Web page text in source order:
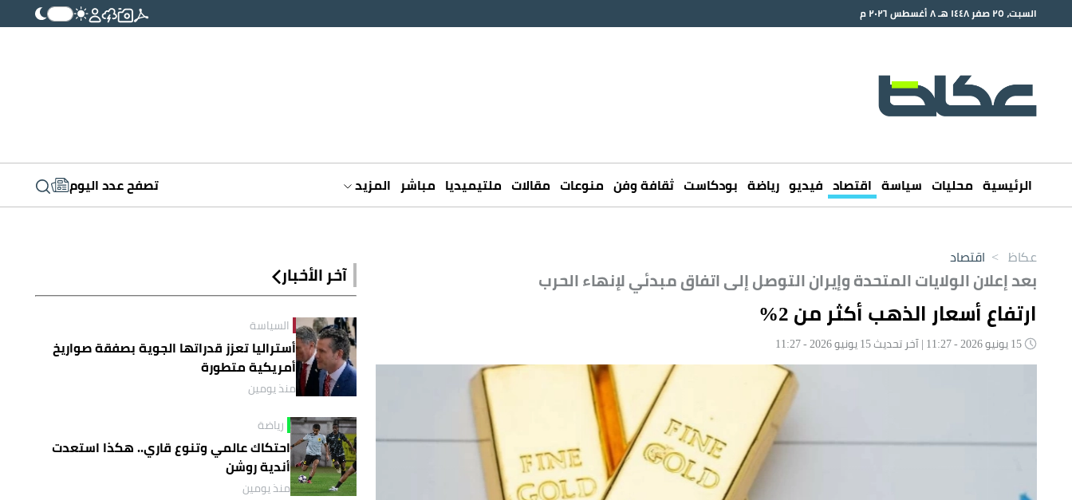
السبت، ٢٥ صفر ١٤٤٨ هـ ٨ أغسطس ٢٠٢٦ م
الرئيسية محليات سياسة اقتصاد فيديو رياضة بودكاست ثقافة وفن منوعات مقالات ملتيميديا مباشر المزيد تصفح عدد اليوم
عكاظ > اقتصاد
بعد إعلان الولايات المتحدة وإيران التوصل إلى اتفاق مبدئي لإنهاء الحرب
ارتفاع أسعار الذهب أكثر من 2%
آخر الأخبار
السياسة
أستراليا تعزز قدراتها الجوية بصفقة صواريخ
أمريكية متطورة
منذ يومين
رياضة
احتكاك عالمي وتنوع قاري.. هكذا استعدت
أندية روشن
منذ يومين